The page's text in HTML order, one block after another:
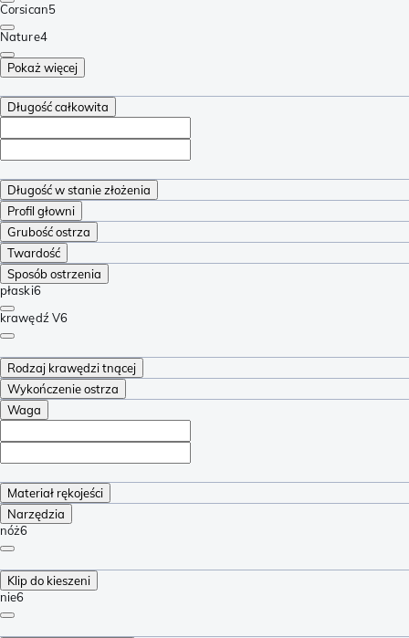
Corsican5
Nature4
Pokaż więcej
Długość całkowita
Długość w stanie złożenia
Profil głowni
Grubość ostrza
Twardość
Sposób ostrzenia
płaski6
krawędź V6
Rodzaj krawędzi tnącej
Wykończenie ostrza
Waga
Materiał rękojeści
Narzędzia
nóż6
Klip do kieszeni
nie6